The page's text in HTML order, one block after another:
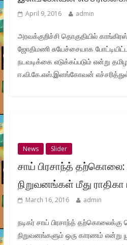
April 9, 2016 admin
அரவக்குறிச்சி தொகுதியில்
ஜோதிமணி சுயேச்சையாக
நடவடிக்கை எடுக்கப்படும் என்று
ஈ.வி.கே.எஸ்.இளங்கோவன்
News Slider
சாய் பிரசாந்த்
நிறுவனங்கள் மீது
March 16, 2016 admin
நடிகர் சாய் பிரசாந்த்
நிறுவனங்களும் ஒரு காரணம் என்று